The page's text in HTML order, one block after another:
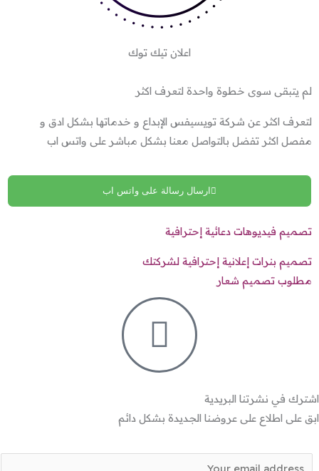
اعلان تيك توك
لم يتبقى سوى خطوة واحدة لتعرف اكثر
لتعرف اكثر عن شركة تويسيفس الإبداع و خدماتها بشكل ادق و
مفصل اكثر تفضل بالتواصل معنا بشكل مباشر على واتس اب
ارسال رسالة على واتس اب
تصميم فيديوهات دعائية إحترافية
تصميم بنرات إعلانية إحترافية لشركتك
مطلوب تصميم شعار
اشترك في نشرتنا البريدية
ابق على اطلاع على عروضنا الجديدة بشكل دائم